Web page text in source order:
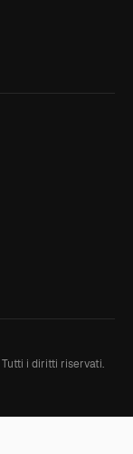
Tutti i diritti riservati.